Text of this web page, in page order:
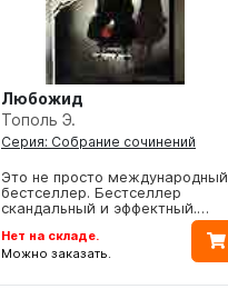
Любожид
Тополь Э.
Серия: Собрание сочинений
Это не просто международный
бестселлер. Бестселлер
скандальный и эффектный.…
Нет на складе.
Можно заказать.